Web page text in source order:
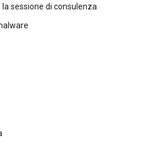
sessione di consulenza